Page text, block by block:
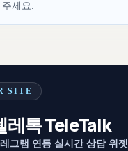
세요.
SITE
레톡 TeleTalk
그램 연동 실시간 상담 위젯